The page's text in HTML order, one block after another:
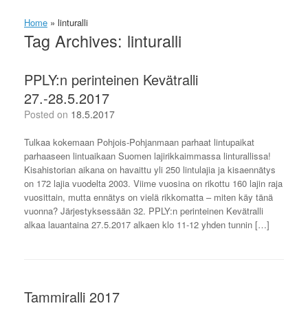
Home » linturalli
Tag Archives: linturalli
PPLY:n perinteinen Kevätralli
27.-28.5.2017
Posted on 18.5.2017
Tulkaa kokemaan Pohjois-Pohjanmaan parhaat lintupaikat
parhaaseen lintuaikaan Suomen lajirikkaimmassa linturallissa!
Kisahistorian aikana on havaittu yli 250 lintulajia ja kisaennätys
on 172 lajia vuodelta 2003. Viime vuosina on rikottu 160 lajin raja
vuosittain, mutta ennätys on vielä rikkomatta – miten käy tänä
vuonna? Järjestyksessään 32. PPLY:n perinteinen Kevätralli
alkaa lauantaina 27.5.2017 alkaen klo 11-12 yhden tunnin […]
Tammiralli 2017